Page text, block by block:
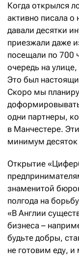
Когда открылся
активно писала
давали десятки
приезжали даже
посещали по 700
очередь на
Это был
Скоро мы
одни партнеры,
в Манчестере.
минимум десяток
Открытие
знаменитой
полгода на
«В Англии
бизнеса –
будьте добры,
не готовим еду,